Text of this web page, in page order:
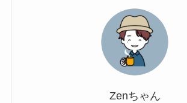
Zenちゃん